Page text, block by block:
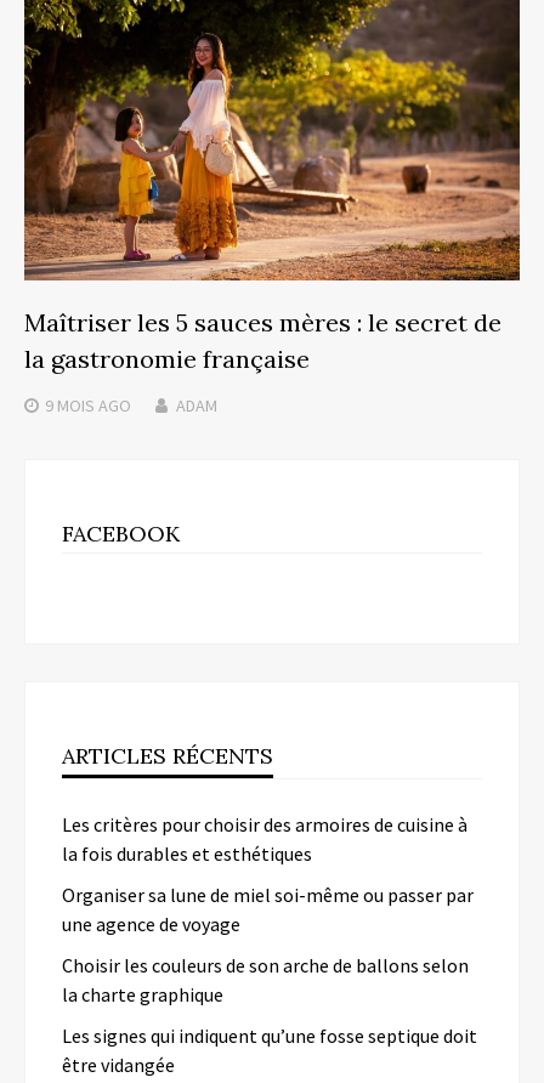
Maîtriser les 5 sauces mères : le secret de
la gastronomie française
9 MOIS AGO ADAM
FACEBOOK
ARTICLES RÉCENTS
Les critères pour choisir des armoires de cuisine à
la fois durables et esthétiques
Organiser sa lune de miel soi-même ou passer par
une agence de voyage
Choisir les couleurs de son arche de ballons selon
la charte graphique
Les signes qui indiquent qu’une fosse septique doit
être vidangée